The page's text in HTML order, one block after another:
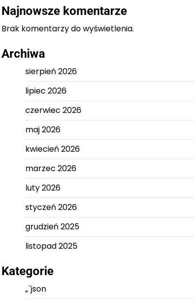
Najnowsze komentarze
Brak komentarzy do wyświetlenia.
Archiwa
sierpień 2026
lipiec 2026
czerwiec 2026
maj 2026
kwiecień 2026
marzec 2026
luty 2026
styczeń 2026
grudzień 2025
listopad 2025
Kategorie
„`json